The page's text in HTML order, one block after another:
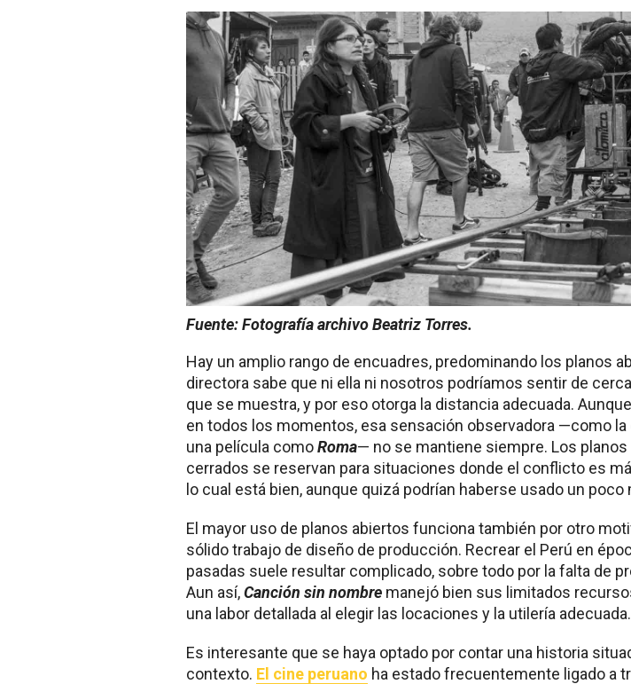
Fuente: Fotografía archivo Beatriz Torres.
Hay un amplio rango de encuadres, predominando los planos
directora sabe que ni ella ni nosotros podríamos sentir de
que se muestra, y por eso otorga la distancia adecuada.
en todos los momentos, esa sensación observadora —como
una película comoRoma— no se mantiene siempre. Los planos
cerrados se reservan para situaciones donde el conflicto es
lo cual está bien, aunque quizá podrían haberse usado un poco
El mayor uso de planos abiertos funciona también por otro
sólido trabajo de diseño de producción. Recrear el Perú en
pasadas suele resultar complicado, sobre todo por la falta de
Aun así,Canción sin nombre manejó bien sus limitados
una labor detallada al elegir las locaciones y la utilería adecuada.
Es interesante que se haya optado por contar una historia
contexto. El cine peruano ha estado frecuentemente ligado a